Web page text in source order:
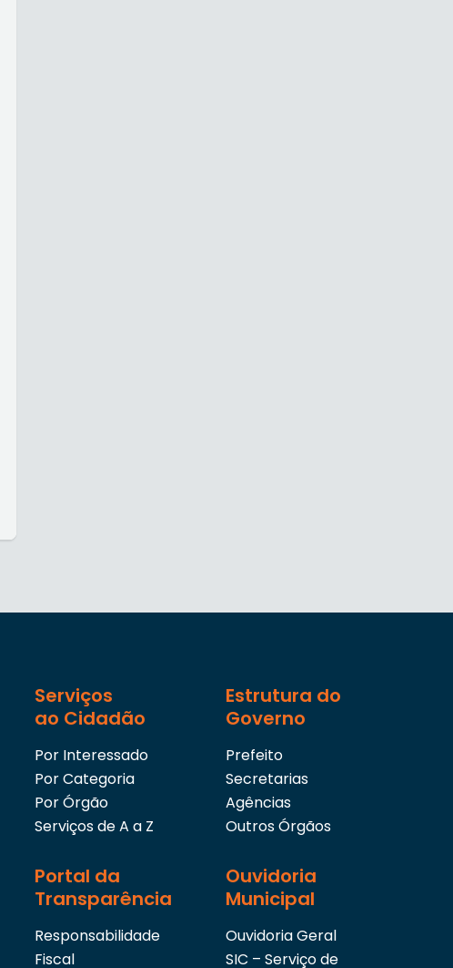
Serviços
ao Cidadão
Por Interessado
Por Categoria
Por Órgão
Serviços de A a Z
Estrutura do
Governo
Prefeito
Secretarias
Agências
Outros Órgãos
Portal da
Transparência
Responsabilidade
Fiscal
Ouvidoria
Municipal
Ouvidoria Geral
SIC – Serviço de